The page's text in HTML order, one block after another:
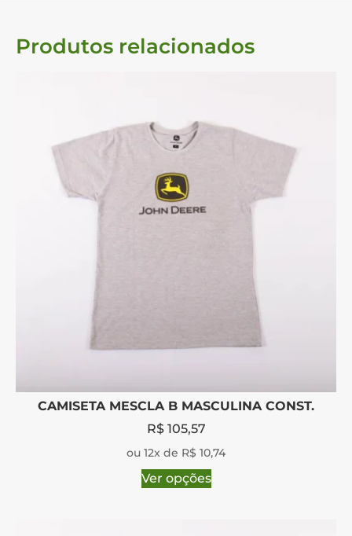
Produtos relacionados
CAMISETA MESCLA B MASCULINA CONST.
R$105,57
ou 12x de R$ 10,74
Ver opções